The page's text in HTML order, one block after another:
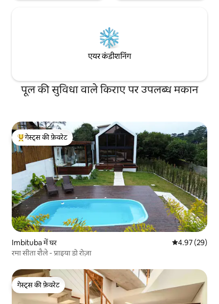
एयर कंडीशनिंग
पूल की सुविधा वाले किराए पर उपलब्ध मकान
गेस्ट्स का टॉप फ़ेवरेट
गेस्ट्स की फ़ेवरेट
Imbituba में घर औसत रेटिंग 5 में
4.97 (29)
रमा सीता शैले - प्राइया डो रोज़ा
गेस्ट्स की फ़ेवरेट
गेस्ट्स की फ़ेवरेट